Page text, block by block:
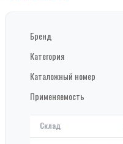
Бренд
Категория
Каталожный номер
Применяемость
Склад